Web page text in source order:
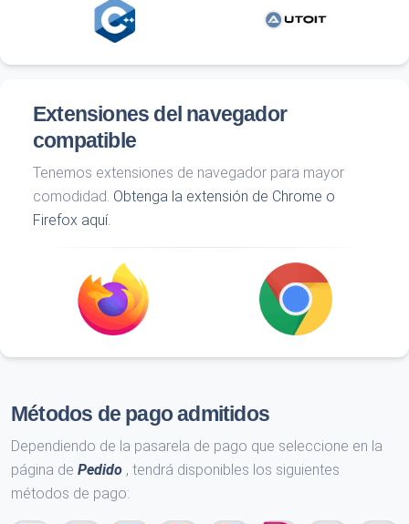
Extensiones del navegador
compatible
Tenemos extensiones de navegador para mayor
comodidad. Obtenga la extensión de Chrome o
Firefox aquí.
Métodos de pago admitidos
Dependiendo de la pasarela de pago que seleccione en la
página de Pedido , tendrá disponibles los siguientes
métodos de pago: